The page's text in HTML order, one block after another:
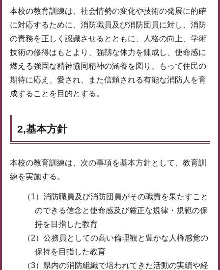
本校の教育訓練は、社会情勢の変化や技術の発展に的確
に対応するために、消防職員及び消防団員に対し、消防
の責務を正しく認識させるとともに、人格の向上、学術
技術の修得はもとより、強靱な体力を錬成し、使命感に
燃える強固な精神協同精神の涵養を図り、もって住民の
期待に応え、愛され、また信頼される有能な消防人を育
成することを目的とする。
2,基本方針
本校の教育訓練は、次の事項を基本方針として、教育訓
練を実施する。
（1）消防職員及び消防団員がその職責を果たすこと
のできる信念と使命感及び厳正な規律・規範の保
持を目指した教育
（2）公務員としての高い倫理観と豊かな人権感覚の
保持を目指した教育
（3）県内の消防組織で培われてきた活動の実績や経